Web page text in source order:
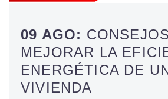
09 AGO:
MEJORAR LA
ENERGÉTICA DE
VIVIENDA